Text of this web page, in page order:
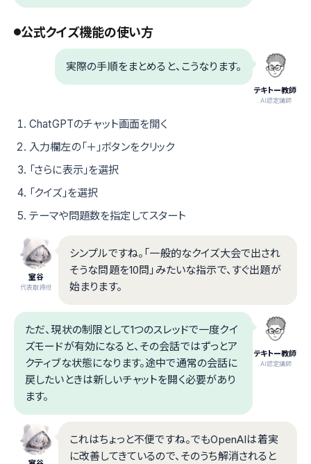
公式クイズ機能の使い方
テキトー教師
.AI認定講師
実際の手順をまとめると、こうなります。
ChatGPTのチャット画面を開く
入力欄左の「＋」ボタンをクリック
「さらに表示」を選択
「クイズ」を選択
テーマや問題数を指定してスタート
室谷
代表取締役
シンプルですね。「一般的なクイズ大会で出され
そうな問題を10問」みたいな指示で、すぐ出題が
始まります。
テキトー教師
.AI認定講師
ただ、現状の制限として1つのスレッドで一度クイ
ズモードが有効になると、その会話ではずっとア
クティブな状態になります。途中で通常の会話に
戻したいときは新しいチャットを開く必要があり
ます。
これはちょっと不便ですね。でもOpenAIは着実
に改善してきているので、そのうち解消されると